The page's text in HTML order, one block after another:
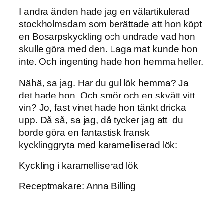
I andra änden hade jag en välartikulerad
stockholmsdam som berättade att hon köpt
en Bosarpskyckling och undrade vad hon
skulle göra med den. Laga mat kunde hon
inte. Och ingenting hade hon hemma heller.
Nähä, sa jag. Har du gul lök hemma? Ja
det hade hon. Och smör och en skvätt vitt
vin? Jo, fast vinet hade hon tänkt dricka
upp. Då så, sa jag, då tycker jag att du
borde göra en fantastisk fransk
kycklinggryta med karamelliserad lök:
Kyckling i karamelliserad lök
Receptmakare: Anna Billing